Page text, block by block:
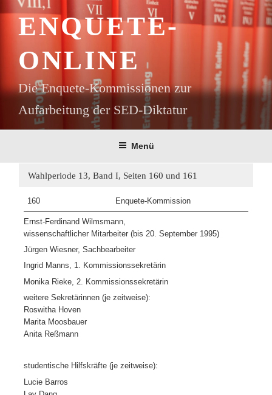
Inhalt
springenENQUETE-
ONLINE
Die Enquete-Kommissionen zur
Aufarbeitung der SED-Diktatur
Menü
Wahlperiode 13, Band I, Seiten 160 und 161
160 Enquete-Kommission
Ernst-Ferdinand Wilmsmann,
wissenschaftlicher Mitarbeiter (bis 20. September 1995)
Jürgen Wiesner, Sachbearbeiter
Ingrid Manns, 1. Kommissionssekretärin
Monika Rieke, 2. Kommissionssekretärin
weitere Sekretärinnen (je zeitweise):
Roswitha Hoven
Marita Moosbauer
Anita Reßmann
studentische Hilfskräfte (je zeitweise):
Lucie Barros